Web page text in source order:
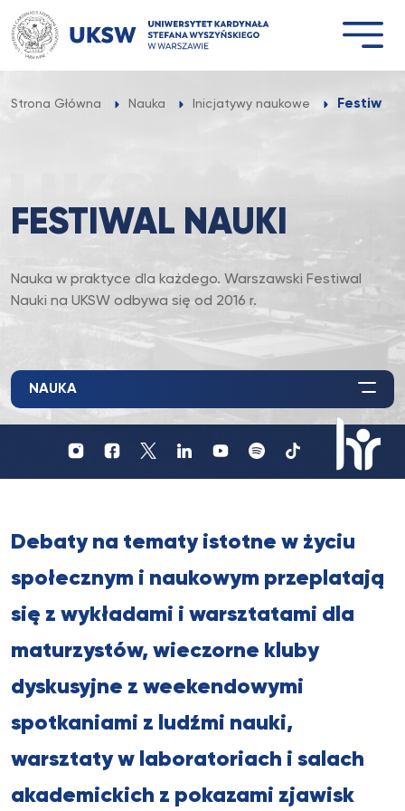
Przejdź
do
treści
Strona Główna Nauka Inicjatywy naukowe Festiwal
FESTIWAL NAUKI
Nauka w praktyce dla każdego. Warszawski Festiwal
Nauki na UKSW odbywa się od 2016 r.
Profil
UKSW
Profil
UKSW
Profil
Profil
UKSW
YouTube
UKSW
UKSW
TikTok
research
NAUKA
Debaty na tematy istotne w życiu
społecznym i naukowym przeplatają
się z wykładami i warsztatami dla
maturzystów, wieczorne kluby
dyskusyjne z weekendowymi
spotkaniami z ludźmi nauki,
warsztaty w laboratoriach i salach
akademickich z pokazami zjawisk